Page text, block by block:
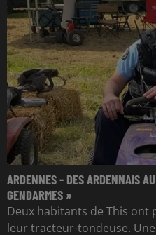
ARDENNES - DES ARDENNAIS
GENDARMES »
Deux habitants de This ont
leur tracteur-tondeuse.